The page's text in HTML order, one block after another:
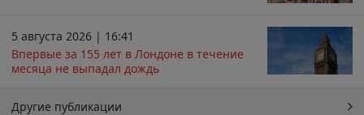
5 августа 2026 | 16:41
Впервые за 155 лет в Лондоне в течение
месяца не выпадал дождь
Другие публикации